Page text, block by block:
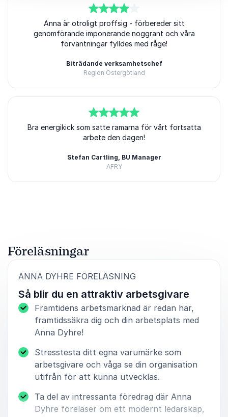
5
Anna är otroligt proffsig - förbereder sitt
genomförande imponerande noggrant och våra
förväntningar fylldes med råge!
Biträdande verksamhetschef
Region Östergötland
5av5
Bra energikick som satte ramarna för vårt fortsatta
arbete den dagen!
Stefan Cartling, BU Manager
AFRY
Föreläsningar
ANNA DYHRE FÖRELÄSNING
Så blir du en attraktiv arbetsgivare
Framtidens arbetsmarknad är redan här,
framtidssäkra dig och din arbetsplats med
Anna Dyhre!
Stresstesta ditt egna varumärke som
arbetsgivare och våga se din organisation
utifrån för att kunna utvecklas.
Ta del av intressanta föredrag där Anna
Dyhre föreläser om ett modernt ledarskap,